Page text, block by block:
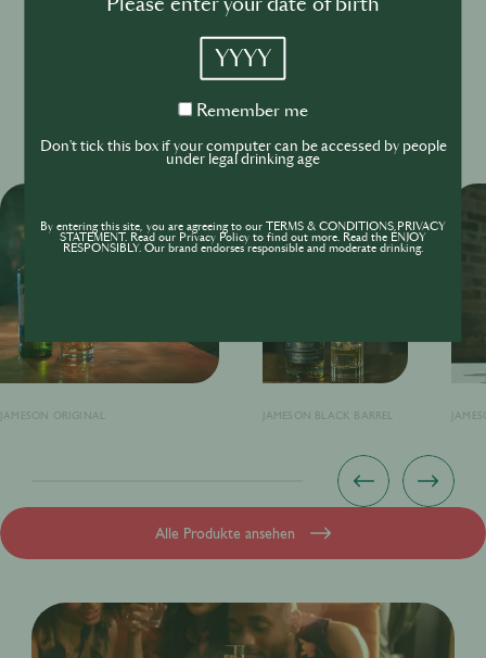
Mehr erfahren? Besuche unten den „Jameson HOSTS
Jameson HOSTS
JAMESON ORIGINAL JAMESON BLACK BARREL
Alle Produkte ansehen
Please enter your date of birth
YYYY
Remember
Remember me
Don't tick this box if your computer can be accessed by people
under legal drinking age
By entering this site, you are agreeing to our TERMS & CONDITIONS,PRIVACY
STATEMENT. Read our Privacy Policy to find out more. Read the ENJOY
RESPONSIBLY. Our brand endorses responsible and moderate drinking.